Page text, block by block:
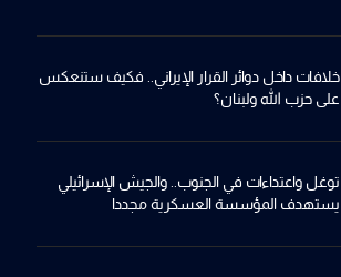
خلافات داخل دوائر القرار الإيراني.. فكيف ستنعكس
على حزب الله ولبنان؟
توغل واعتداءات في الجنوب.. والجيش الإسرائيلي
يستهدف المؤسسة العسكرية مجددا